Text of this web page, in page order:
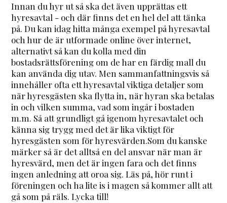
Innan du hyr ut så ska det även upprättas ett
hyresavtal - och där finns det en hel del att tänka
på. Du kan idag hitta många exempel på hyresavtal
och hur de är utformade online över internet,
alternativt så kan du kolla med din
bostadsrättsförening om de har en färdig mall du
kan använda dig utav. Men sammanfattningsvis så
innehåller ofta ett hyresavtal viktiga detaljer som
när hyresgästen ska flytta in, när hyran ska betalas
in och vilken summa, vad som ingår i bostaden
m.m. Så att grundligt gå igenom hyresavtalet och
känna sig trygg med det är lika viktigt för
hyresgästen som för hyresvärden.Som du kanske
märker så är det alltså en del ansvar när man är
hyresvärd, men det är ingen fara och det finns
ingen anledning att oroa sig. Läs på, hör runt i
föreningen och ha lite is i magen så kommer allt att
gå som på räls. Lycka till!